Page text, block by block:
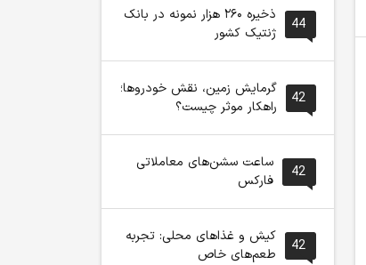
توسعه انرژی پاک، عدالت
یارانه‌ای و اصلاح
مدیریت، سه محور
تحول اقتصادی
جعلی توسط ترامپ یک
استراتژی شکست خورده
است
44
ذخیره ۲۶۰ هزار نمونه در بانک
ژنتیک کشور
42
گرمایش زمین، نقش خودروها؛
راهکار موثر چیست؟
42
ساعت سشن‌های معاملاتی
فارکس
42
کیش و غذاهای محلی: تجربه
طعم‌های خاص